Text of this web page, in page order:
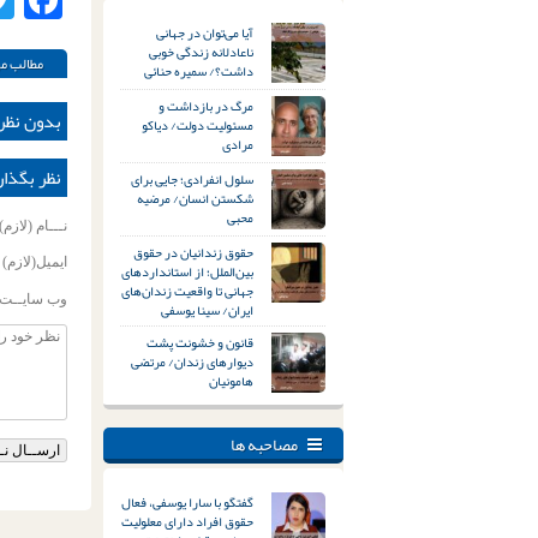
مطالب
بدون
نظر
نـــام (لازم)
ایمیل(لازم)
وب سایــت
آیا می‌توان در جهانی
ناعادلانه زندگی خوبی
داشت؟/ سمیره حنائی
مرگ در بازداشت و
مسئولیت دولت/ دیاکو
مرادی
سلول انفرادی؛ جایی برای
شکستن انسان/ مرضیه
محبی
حقوق زندانیان در حقوق
بین‌الملل؛ از استانداردهای
جهانی تا واقعیت زندان‌های
ایران/ سینا یوسفی
قانون و خشونت پشت
دیوارهای زندان/ مرتضی
هامونیان
مصاحبه ها
گفتگو با سارا یوسفی، فعال
حقوق افراد دارای معلولیت